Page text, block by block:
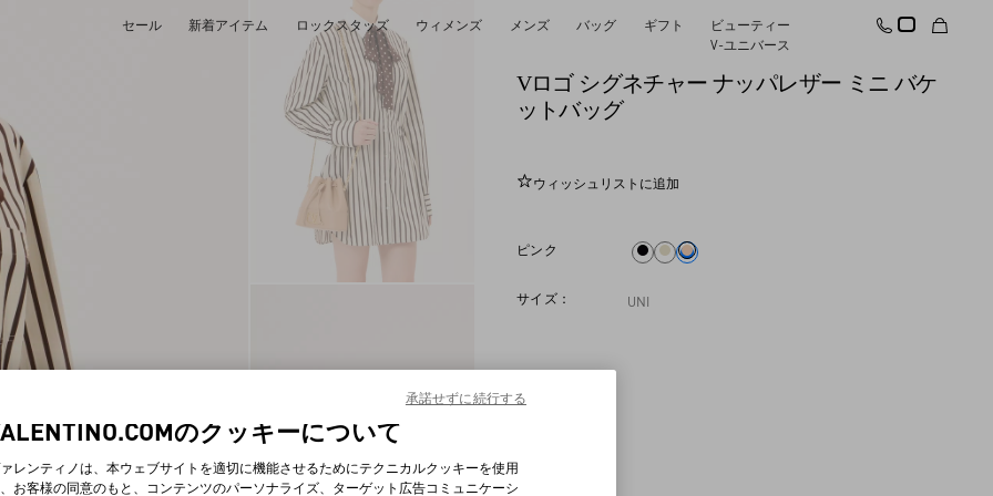
セール 新着アイテム ロックスタッズ ウィメンズ メンズ バッグ ギフト
ビューティー
V-ユニバース
新着アイテム
Vロゴ シグネチャー ナッパレザー ミニ バケ
ットバッグ
ウィッシュリストに追加
ピンク
サイズ： UNI
のクッキーについて
レンティノは、本ウェブサイトを適切に機能させるためにテクニカルクッキーを使用
お客様の同意のもと、コンテンツのパーソナライズ、ターゲット広告コミュニケーシ
承諾せずに続行する